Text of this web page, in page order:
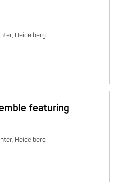
Heidelberg
featuring
Heidelberg